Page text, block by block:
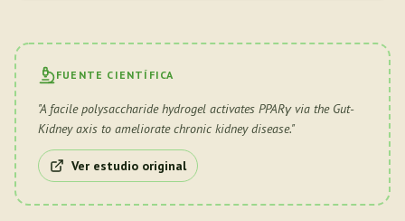
FUENTE CIENTÍFICA
"A facile polysaccharide hydrogel activates PPARγ via the Gut-
Kidney axis to ameliorate chronic kidney disease."
Ver estudio original